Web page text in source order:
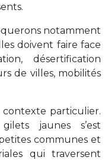
notamment
doivent faire face
désertification
de villes, mobilités
contexte particulier.
jaunes s’est
communes et
qui traversent